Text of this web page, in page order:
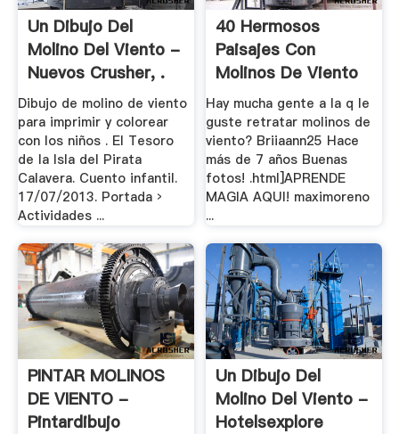
Un Dibujo Del
Molino Del Viento -
Nuevos Crusher, .
Dibujo de molino de viento
para imprimir y colorear
con los niños . El Tesoro
de la Isla del Pirata
Calavera. Cuento infantil.
17/07/2013. Portada ›
Actividades ...
40 Hermosos
Paisajes Con
Molinos De Viento
- .
Hay mucha gente a la q le
guste retratar molinos de
viento? Briiaann25 Hace
más de 7 años Buenas
fotos! .html]APRENDE
MAGIA AQUI! maximoreno
...
PINTAR MOLINOS
DE VIENTO -
Pintardibujo
Un Dibujo Del
Molino Del Viento -
Hotelsexplore